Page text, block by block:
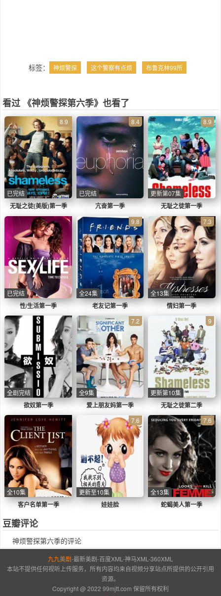
标签： 神烦警探 这个警察有点烦 布鲁克林99所
看过 《神烦警探第六季》也看了
无耻之徒(美版)第一季
8.9
已完结
亢奋第一季
8.4
已完结
无耻之徒第一季
8.9
更新第07集
性/生活第一季
已完结
老友记第一季
9.8
全24集
情妇第一季
7.3
全13集
欲奴第一季
全剧完结
爱上朋友妈第一季
7.2
全9集
无耻之徒第二季
9
更新第10集
客户名单第一季
全10集
娃娃脸
7.6
更新至10集
蛇蝎美人第一季
7.6
全13集
豆瓣评论
神烦警探第六季的评论
九九美剧-最新美剧-百度XML -神马XML -360XML
本站不提供任何视听上传服务，所有内容均来自视频分享站点所提供的公开引用
资源。
Copyright @ 2022 99mjtt.com 保留所有权利